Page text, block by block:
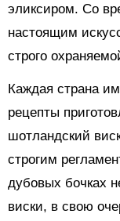
эликсиром. Со
настоящим
строго
Каждая страна
рецепты
шотландский
строгим
дубовых бочках
виски, в свою